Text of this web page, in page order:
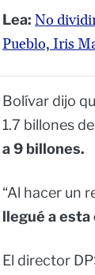
Lea: No
Pueblo, Iris
Bolívar dijo
1.7 billones
a 9 billones.
“Al hacer un
llegué a esta
El director